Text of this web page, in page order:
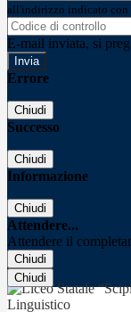
all'indirizzo indicato con
E-mail inviata, si
Errore
Chiudi
Successo
Chiudi
Informazione
Chiudi
Attendere...
Attendere il
Chiudi
Chiudi